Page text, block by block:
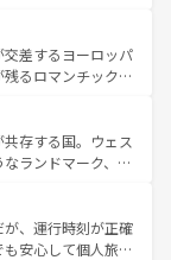
スペインはその個
る。 なお、新着のスペイン情報は コ
宮殿、歴史的な大
が、訪れる者を心
国としても知ら
、プロヴァンスの
み方が可能だ。さ
おり、どの街角に
なる文化を体験で
情報はコンテンツ一覧
差するヨーロッパ
るロマンチック街
ることがない。ベ
ルプスの絶景、そ
景は必見。ビール
新着の
てほしい。
存する国。ウェス
ランドマーク、歴
雅なアフタヌーン
パブ、サッカー観
富。イギリスを旅
、運行時刻が正確
安心して個人旅行